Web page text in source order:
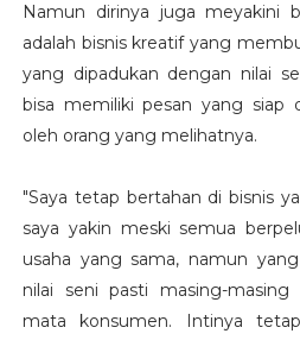
Namun dirinya juga meyakini
adalah bisnis kreatif yang
yang dipadukan dengan nilai
bisa memiliki pesan yang siap
oleh orang yang melihatnya.
"Saya tetap bertahan di bisnis
saya yakin meski semua
usaha yang sama, namun
nilai seni pasti masing-
mata konsumen. Intinya